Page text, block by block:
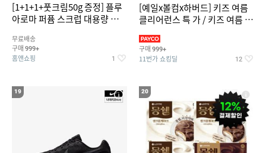
[1+1+1+풋크림50g 증정] 플루
아로마 퍼퓸 스크럽 대용량 바디
무료배송
구매 999+
홈앤쇼핑 1
[예일x볼컴x하버드] 키즈 여름
클리어런스 특 가 / 키즈 여름 수
구매 999+
11번가 쇼킹딜 12
19 20